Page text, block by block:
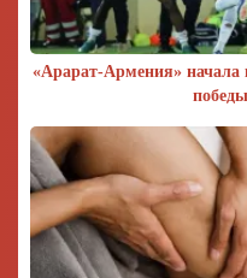
«Арарат‑Армения»